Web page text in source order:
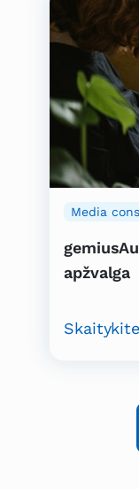
Media
apžvalga